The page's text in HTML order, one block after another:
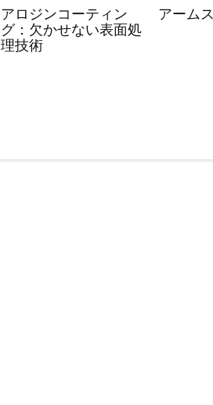
アロジンコーティン
グ：欠かせない表面処
理技術
アーム